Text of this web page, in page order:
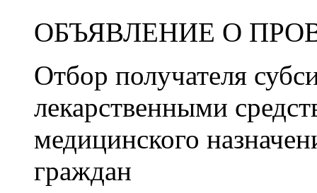
ОБЪЯВЛЕНИЕ О
Отбор получателя
лекарственными
медицинского
граждан